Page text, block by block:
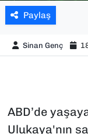
Paylaş
Sinan Genç
ABD’de
Ulukaya'nın